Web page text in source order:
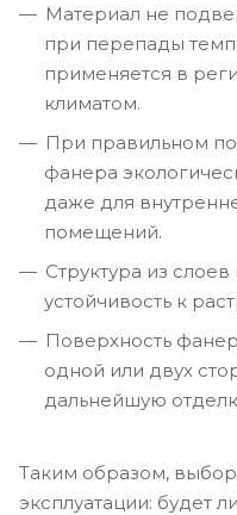
Материал не
при перепады
применяется в
климатом.
При правильном
фанера
даже для
помещений.
Структура из
устойчивость к
Поверхность
одной или двух
дальнейшую
Таким образом,
эксплуатации: будет